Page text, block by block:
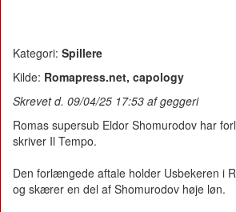
Kategori: Spillere
Kilde: Romapress.net, capology
Skrevet d. 09/04/25 17:53 af geggeri
Romas supersub Eldor Shomurodov har
skriver Il Tempo.
Den forlængede aftale holder Usbekeren i
og skærer en del af Shomurodov høje løn.